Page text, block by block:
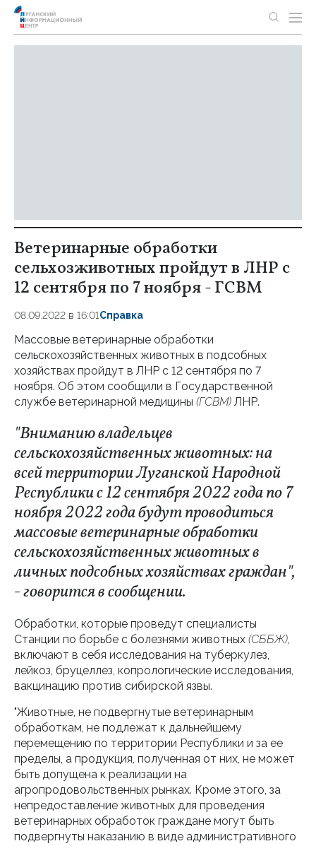
Ветеринарные обработки
сельхозживотных пройдут в ЛНР с
12 сентября по 7 ноября - ГСВМ
08.09.2022 в 16:01Справка
Массовые ветеринарные обработки
сельскохозяйственных животных в подсобных
хозяйствах пройдут в ЛНР с 12 сентября по 7
ноября. Об этом сообщили в Государственной
службе ветеринарной медицины (ГСВМ) ЛНР.
"Вниманию владельцев
сельскохозяйственных животных: на
всей территории Луганской Народной
Республики с 12 сентября 2022 года по 7
ноября 2022 года будут проводиться
массовые ветеринарные обработки
сельскохозяйственных животных в
личных подсобных хозяйствах граждан",
- говорится в сообщении.
Обработки, которые проведут специалисты
Станции по борьбе с болезнями животных (СББЖ),
включают в себя исследования на туберкулез,
лейкоз, бруцеллез, копрологические исследования,
вакцинацию против сибирской язвы.
"Животные, не подвергнутые ветеринарным
обработкам, не подлежат к дальнейшему
перемещению по территории Республики и за ее
пределы, а продукция, полученная от них, не может
быть допущена к реализации на
агропродовольственных рынках. Кроме этого, за
непредоставление животных для проведения
ветеринарных обработок граждане могут быть
подвергнуты наказанию в виде административного